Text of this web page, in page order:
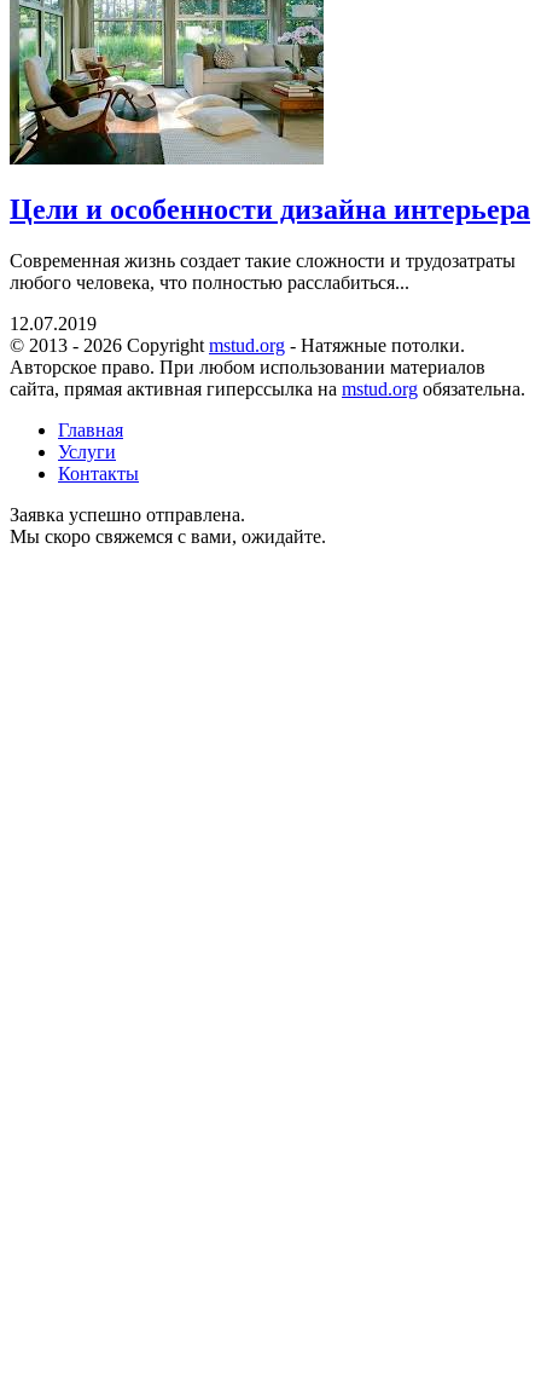
Цели и особенности дизайна интерьера
Современная жизнь создает такие сложности и трудозатраты
любого человека, что полностью расслабиться...
12.07.2019
© 2013 - 2026 Copyright mstud.org - Натяжные потолки.
Авторское право. При любом использовании материалов
сайта, прямая активная гиперссылка на mstud.org обязательна.
Главная
Услуги
Контакты
Заявка успешно отправлена.
Мы скоро свяжемся с вами, ожидайте.